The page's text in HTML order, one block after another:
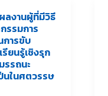
ลงานผู้ที่มีวิธี
รรมการ
การขับ
รียนรู้เชิงรุก
รถนะ
นในศตวรรษ